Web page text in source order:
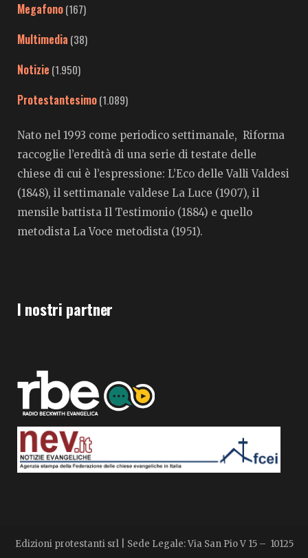
Megafono(167)
Multimedia (38)
Notizie (1.950)
Protestantesimo(1.089)
Nato nel 1993 come periodico settimanale, Riforma
raccoglie l’eredità di una serie di testate delle
chiese di cui è l’espressione: L’Eco delle Valli Valdesi
(1848), il settimanale valdese La Luce (1907), il
mensile battista Il Testimonio (1884) e quello
metodista La Voce metodista (1951).
I nostri partner
Edizioni protestanti srl | Sede Legale: Via San Pio V 15 – 10125